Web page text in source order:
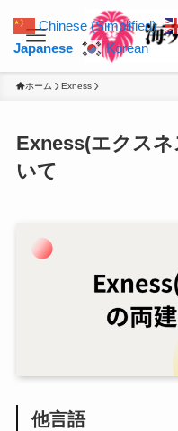
ホーム Exness
Exness(エクス
いて
他言語
Chinese (Simplified)
Japanese
Korean